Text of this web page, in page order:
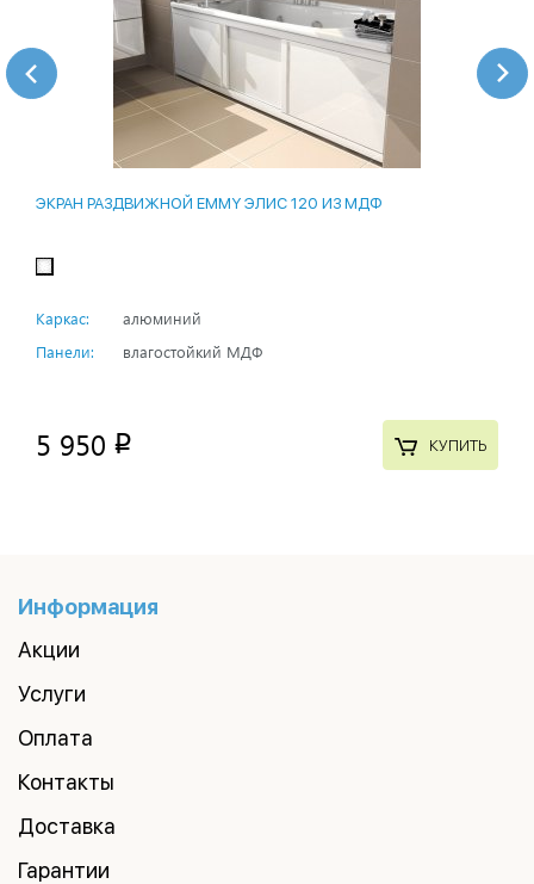
ЭКРАН РАЗДВИЖНОЙ EMMY ЭЛИС 120 ИЗ МДФ
Каркас:
алюминий
Панели:
влагостойкий МДФ
5 950 p КУПИТЬ
Информация
Акции
Услуги
Оплата
Контакты
Доставка
Гарантии